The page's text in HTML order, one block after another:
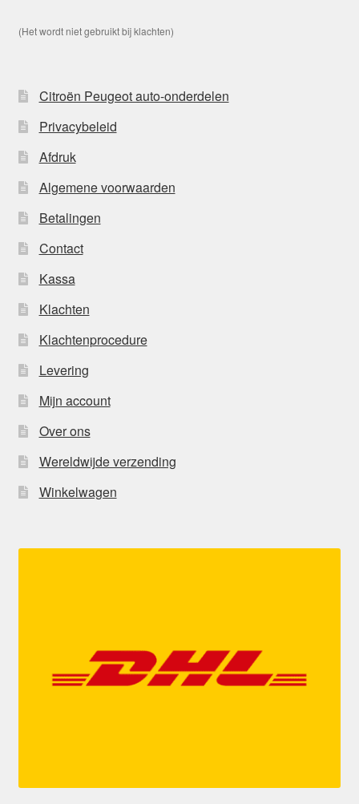
(Het wordt niet gebruikt bij klachten)
Citroën Peugeot auto-onderdelen
Privacybeleid
Afdruk
Algemene voorwaarden
Betalingen
Contact
Kassa
Klachten
Klachtenprocedure
Levering
Mijn account
Over ons
Wereldwijde verzending
Winkelwagen